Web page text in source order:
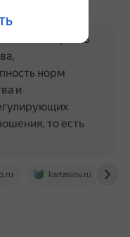
kartaslov.ru
— это отрасль
норм
и
то есть